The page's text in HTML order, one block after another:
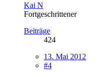
Kai N
Fortgeschrittener
Beiträge
424
13. Mai 2012
#4